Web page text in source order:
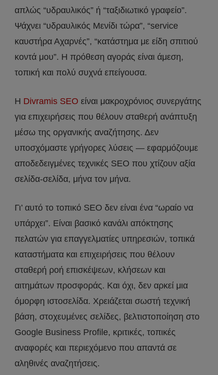
απλώς “υδραυλικός” ή “ταξιδιωτικό γραφείο”.
Ψάχνει “υδραυλικός Μενίδι τώρα”, “service
καυστήρα Αχαρνές”, “κατάστημα με είδη σπιτιού
κοντά μου”. Η πρόθεση αγοράς είναι άμεση,
τοπική και πολύ συχνά επείγουσα.
Η Divramis SEO είναι μακροχρόνιος συνεργάτης
για επιχειρήσεις που θέλουν σταθερή ανάπτυξη
μέσω της οργανικής αναζήτησης. Δεν
υποσχόμαστε γρήγορες λύσεις — εφαρμόζουμε
αποδεδειγμένες τεχνικές SEO που χτίζουν αξία
σελίδα-σελίδα, μήνα τον μήνα.
Γι’ αυτό το τοπικό SEO δεν είναι ένα “ωραίο να
υπάρχει”. Είναι βασικό κανάλι απόκτησης
πελατών για επαγγελματίες υπηρεσιών, τοπικά
καταστήματα και επιχειρήσεις που θέλουν
σταθερή ροή επισκέψεων, κλήσεων και
αιτημάτων προσφοράς. Και όχι, δεν αρκεί μια
όμορφη ιστοσελίδα. Χρειάζεται σωστή τεχνική
βάση, στοχευμένες σελίδες, βελτιστοποίηση στο
Google Business Profile, κριτικές, τοπικές
αναφορές και περιεχόμενο που απαντά σε
αληθινές αναζητήσεις.